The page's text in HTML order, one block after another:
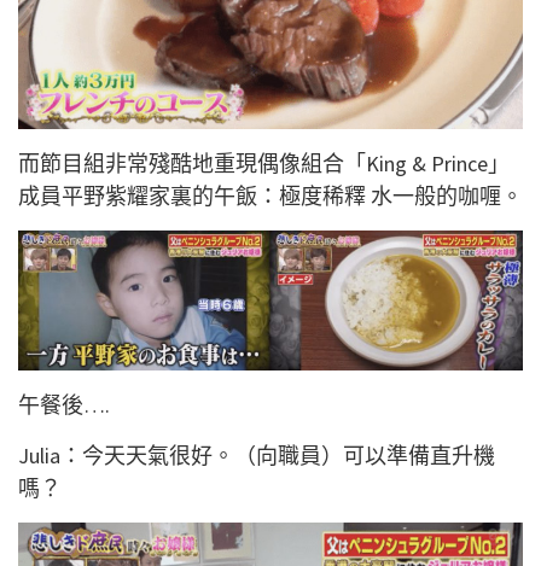
而節目組非常殘酷地重現偶像組合「King & Prince」
成員平野紫耀家裏的午飯：極度稀釋 水一般的咖喱。
午餐後….
Julia：今天天氣很好。（向職員）可以準備直升機
嗎？